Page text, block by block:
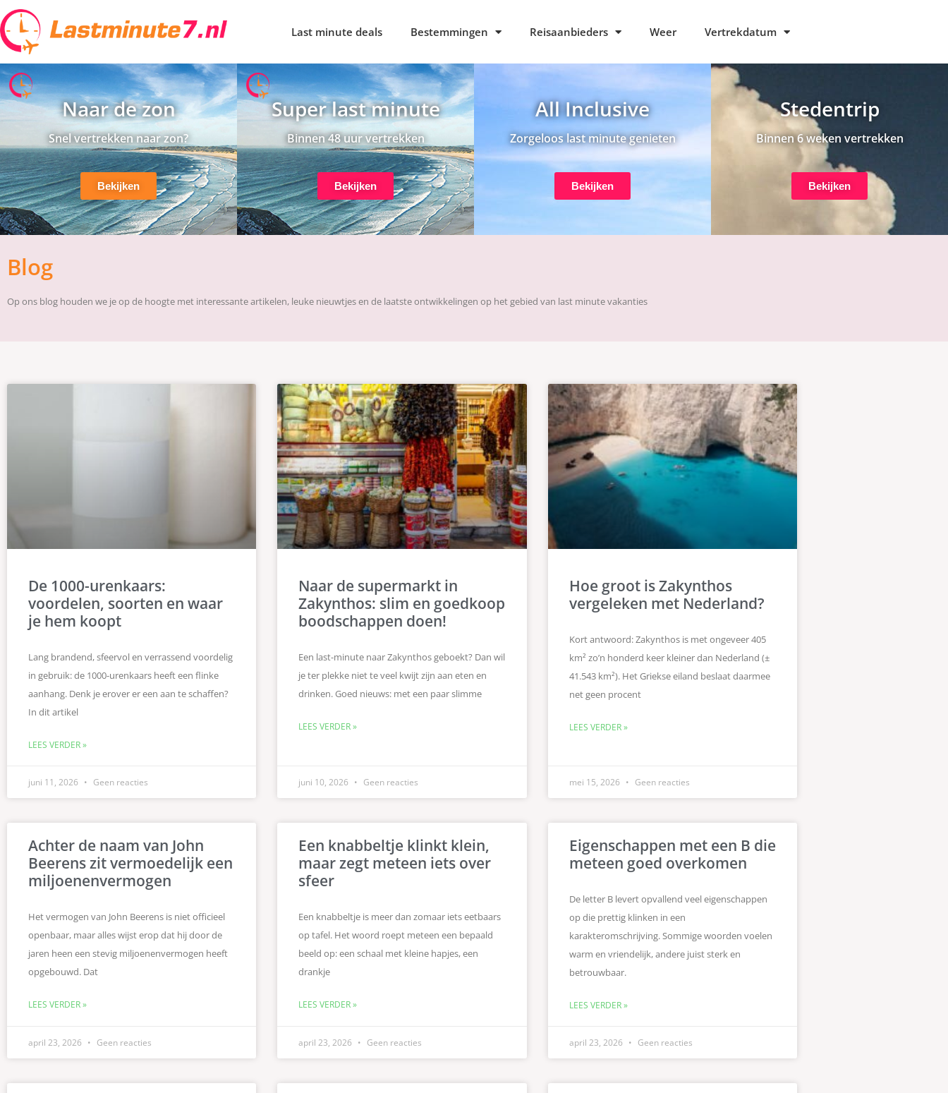
Last minute deals Bestemmingen Reisaanbieders Weer Vertrekdatum
Naar de zon
Snel vertrekken naar zon?
Bekijken
Super last minute
Binnen 48 uur vertrekken
Bekijken
All Inclusive
Zorgeloos last minute genieten
Bekijken
Stedentrip
Binnen 6 weken vertrekken
Bekijken
Blog
Op ons blog houden we je op de hoogte met interessante artikelen, leuke nieuwtjes en de laatste ontwikkelingen op het gebied van last minute vakanties
De 1000-urenkaars:
voordelen, soorten en waar
je hem koopt
Lang brandend, sfeervol en verrassend voordelig
in gebruik: de 1000-urenkaars heeft een flinke
aanhang. Denk je erover er een aan te schaffen?
In dit artikel
LEES VERDER »
juni 11, 2026 Geen reacties
Naar de supermarkt in
Zakynthos: slim en goedkoop
boodschappen doen!
Een last-minute naar Zakynthos geboekt? Dan wil
je ter plekke niet te veel kwijt zijn aan eten en
drinken. Goed nieuws: met een paar slimme
LEES VERDER »
juni 10, 2026 Geen reacties
Hoe groot is Zakynthos
vergeleken met Nederland?
Kort antwoord: Zakynthos is met ongeveer 405
km² zo’n honderd keer kleiner dan Nederland (±
41.543 km²). Het Griekse eiland beslaat daarmee
net geen procent
LEES VERDER »
mei 15, 2026 Geen reacties
Achter de naam van John
Beerens zit vermoedelijk een
miljoenenvermogen
Het vermogen van John Beerens is niet officieel
openbaar, maar alles wijst erop dat hij door de
jaren heen een stevig miljoenenvermogen heeft
opgebouwd. Dat
LEES VERDER »
april 23, 2026 Geen reacties
Een knabbeltje klinkt klein,
maar zegt meteen iets over
sfeer
Een knabbeltje is meer dan zomaar iets eetbaars
op tafel. Het woord roept meteen een bepaald
beeld op: een schaal met kleine hapjes, een
drankje
LEES VERDER »
april 23, 2026 Geen reacties
Eigenschappen met een B die
meteen goed overkomen
De letter B levert opvallend veel eigenschappen
op die prettig klinken in een
karakteromschrijving. Sommige woorden voelen
warm en vriendelijk, andere juist sterk en
betrouwbaar.
LEES VERDER »
april 23, 2026 Geen reacties